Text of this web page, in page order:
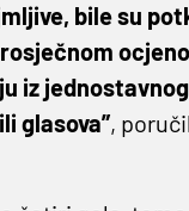
bile su
iz
glasova”,